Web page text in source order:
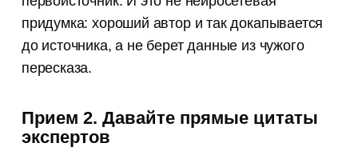
придумка: хороший автор и так докапывается
до источника, а не берет данные из чужого
пересказа.
Прием 2. Давайте прямые цитаты
экспертов